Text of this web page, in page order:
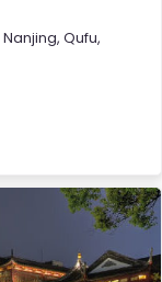
Nanjing, Qufu,